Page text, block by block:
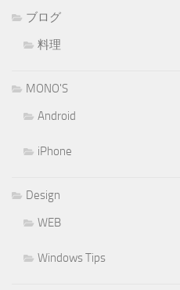
ブログ
料理
MONO'S
Android
iPhone
Design
WEB
Windows Tips